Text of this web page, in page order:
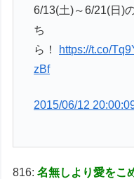
6/13(土)～6/21(日)
ち
ら！
https://t.co/
zBf
2015/06/12
816:名無しより愛をこ